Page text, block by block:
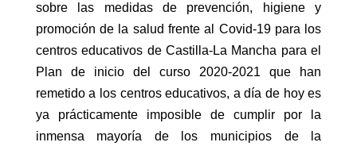
sobre las medidas de prevención, higiene y
promoción de la salud frente al Covid-19 para los
centros educativos de Castilla-La Mancha para el
Plan de inicio del curso 2020-2021 que han
remetido a los centros educativos, a día de hoy es
ya prácticamente imposible de cumplir por la
inmensa mayoría de los municipios de la